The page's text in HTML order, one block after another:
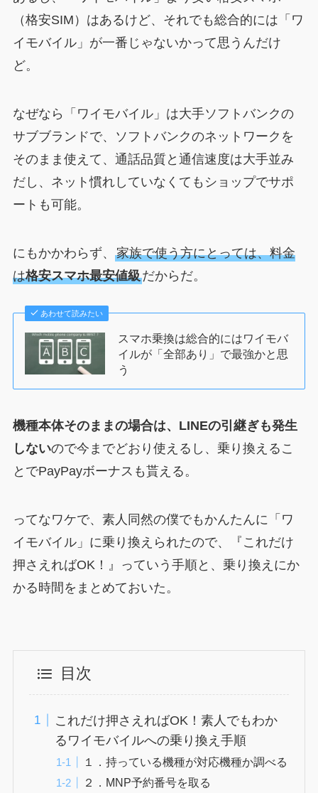
（格安SIM）はあるけど、それでも総合的には「ワ
イモバイル」が一番じゃないかって思うんだけ
ど。
なぜなら「ワイモバイル」は大手ソフトバンクの
サブブランドで、ソフトバンクのネットワークを
そのまま使えて、通話品質と通信速度は大手並み
だし、ネット慣れしていなくてもショップでサポ
ートも可能。
にもかかわらず、 家族で使う方にとっては、料金
は格安スマホ最安値級だからだ。
あわせて読みたい
スマホ乗換は総合的にはワイモバ
イルが「全部あり」で最強かと思
う
機種本体そのままの場合は、LINEの引継ぎも発生
しないので今までどおり使えるし、乗り換えるこ
とでPayPayボーナスも貰える。
ってなワケで、素人同然の僕でもかんたんに「ワ
イモバイル」に乗り換えられたので、『これだけ
押さえればOK！』っていう手順と、乗り換えにか
かる時間をまとめておいた。
目次
これだけ押さえればOK！素人でもわか
るワイモバイルへの乗り換え手順
１．持っている機種が対応機種か調べる
２．MNP予約番号を取る